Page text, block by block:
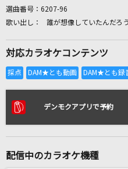
全国
リアルタイムで歌
選曲番号： 6207-96
誰が想像していたんだろう
対応カラオケコンテンツ
デンモクアプリで予約
配信中のカラオケ機種